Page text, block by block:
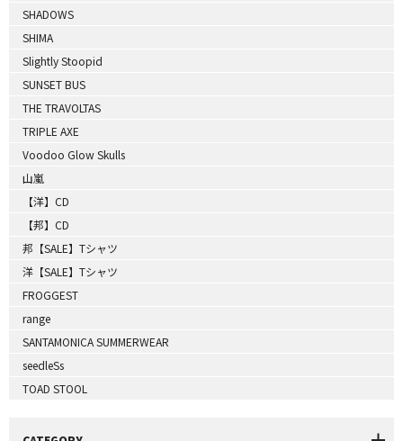
SHADOWS
SHIMA
Slightly Stoopid
SUNSET BUS
THE TRAVOLTAS
TRIPLE AXE
Voodoo Glow Skulls
山嵐
【洋】CD
【邦】CD
邦【SALE】Tシャツ
洋【SALE】Tシャツ
FROGGEST
range
SANTAMONICA SUMMERWEAR
seedleSs
TOAD STOOL